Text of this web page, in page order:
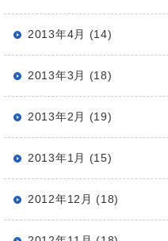
2013年4月 (14)
2013年3月 (18)
2013年2月 (19)
2013年1月 (15)
2012年12月 (18)